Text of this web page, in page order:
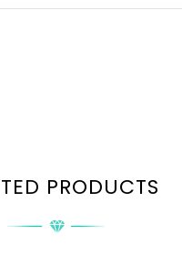
PRODUCTS